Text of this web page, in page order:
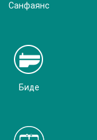
Санфаянс
Биде